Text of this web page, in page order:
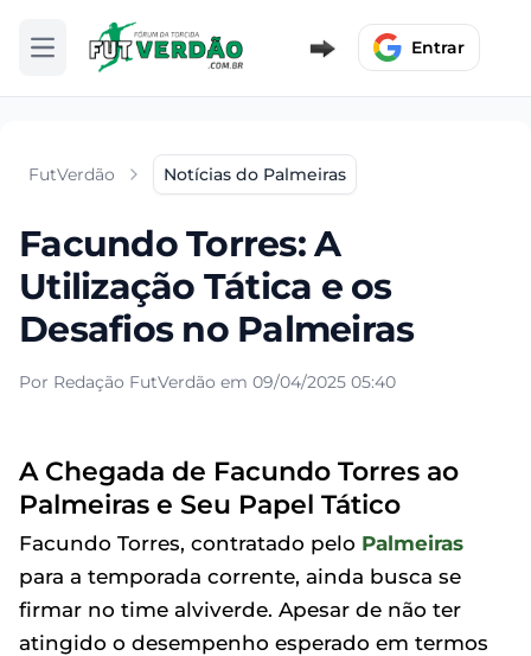
Abrir menu Entrar
FutVerdão Notícias do Palmeiras
Facundo Torres: A
Utilização Tática e os
Desafios no Palmeiras
Por Redação FutVerdão em 09/04/2025 05:40
A Chegada de Facundo Torres ao
Palmeiras e Seu Papel Tático
Facundo Torres, contratado pelo Palmeiras
para a temporada corrente, ainda busca se
firmar no time alviverde. Apesar de não ter
atingido o desempenho esperado em termos